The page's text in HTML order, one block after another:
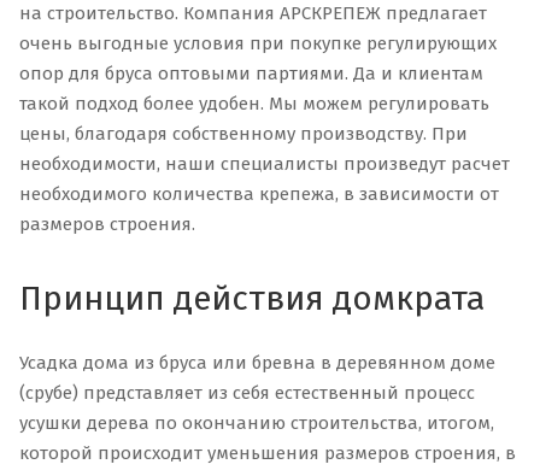
на строительство. Компания АРСКРЕПЕЖ предлагает
очень выгодные условия при покупке регулирующих
опор для бруса оптовыми партиями. Да и клиентам
такой подход более удобен. Мы можем регулировать
цены, благодаря собственному производству. При
необходимости, наши специалисты произведут расчет
необходимого количества крепежа, в зависимости от
размеров строения.
Принцип действия домкрата
Усадка дома из бруса или бревна в деревянном доме
(срубе) представляет из себя естественный процесс
усушки дерева по окончанию строительства, итогом,
которой происходит уменьшения размеров строения, в